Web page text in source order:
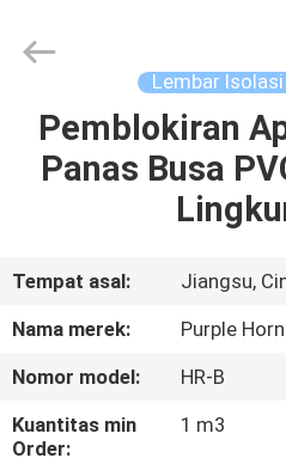
RUMAH
TENTANG
KAMI
TUR
PABRIK
Commerce
Reserved.
Lembar
Pemblokiran
Panas Busa
Tempat asal:
Jiangsu,
Nama merek:
Purple Horn
Nomor model:
HR-B
Kuantitas min
Order:
1 m3